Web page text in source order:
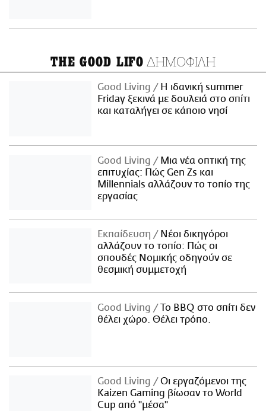
THE GOOD LIFO ΔΗΜΟΦΙΛΗ
Good Living
Η ιδανική summer
Friday ξεκινά με δουλειά στο σπίτι
και καταλήγει σε κάποιο νησί
Good Living
Μια νέα οπτική της
επιτυχίας: Πώς Gen Zs και
Millennials αλλάζουν το τοπίο της
εργασίας
Εκπαίδευση
Νέοι δικηγόροι
αλλάζουν το τοπίο: Πώς οι
σπουδές Νομικής οδηγούν σε
θεσμική συμμετοχή
Good Living
Το BBQ στο σπίτι δεν
θέλει χώρο. Θέλει τρόπο.
Good Living
Οι εργαζόμενοι της
Kaizen Gaming βίωσαν το World
Cup από "μέσα"